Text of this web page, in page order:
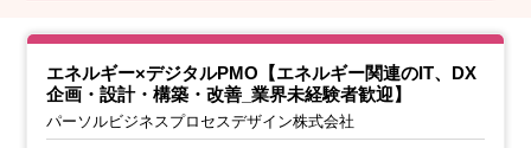
エネルギー×デジタルPMO【エネルギー関連のIT、DX
企画・設計・構築・改善_業界未経験者歓迎】
パーソルビジネスプロセスデザイン株式会社